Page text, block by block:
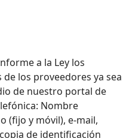
a la Ley los
los proveedores ya sea
de nuestro portal de
Nombre
(fijo y móvil), e-mail,
copia de identificación